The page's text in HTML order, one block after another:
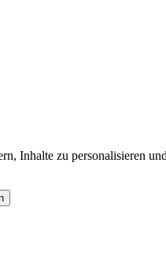
Inhalte zu personalisieren